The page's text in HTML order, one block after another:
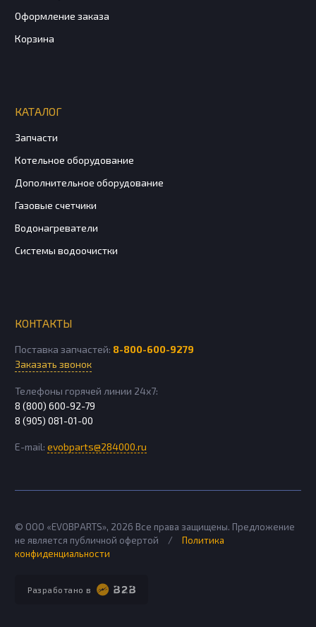
Оформление заказа
Корзина
КАТАЛОГ
Запчасти
Котельное оборудование
Дополнительное оборудование
Газовые счетчики
Водонагреватели
Системы водоочистки
КОНТАКТЫ
Поставка запчастей: 8-800-600-9279
Заказать звонок
Телефоны горячей линии 24х7:
8 (800) 600-92-79
8 (905) 081-01-00
E-mail: evobparts@284000.ru
Разработано в
© ООО «EVOBPARTS», 2026 Все права защищены. Предложение
не является публичной офертой
/
Политика
конфиденциальности